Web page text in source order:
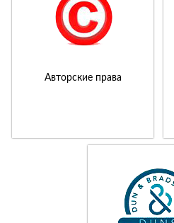
Авторские права